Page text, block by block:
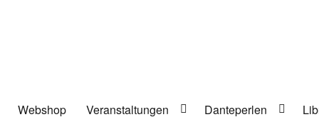
Webshop Veranstaltungen Danteperlen